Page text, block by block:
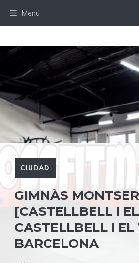
Menú
CIUDAD
GIMNÀS
[CASTELLBELL I
CASTELLBELL I EL
BARCELONA